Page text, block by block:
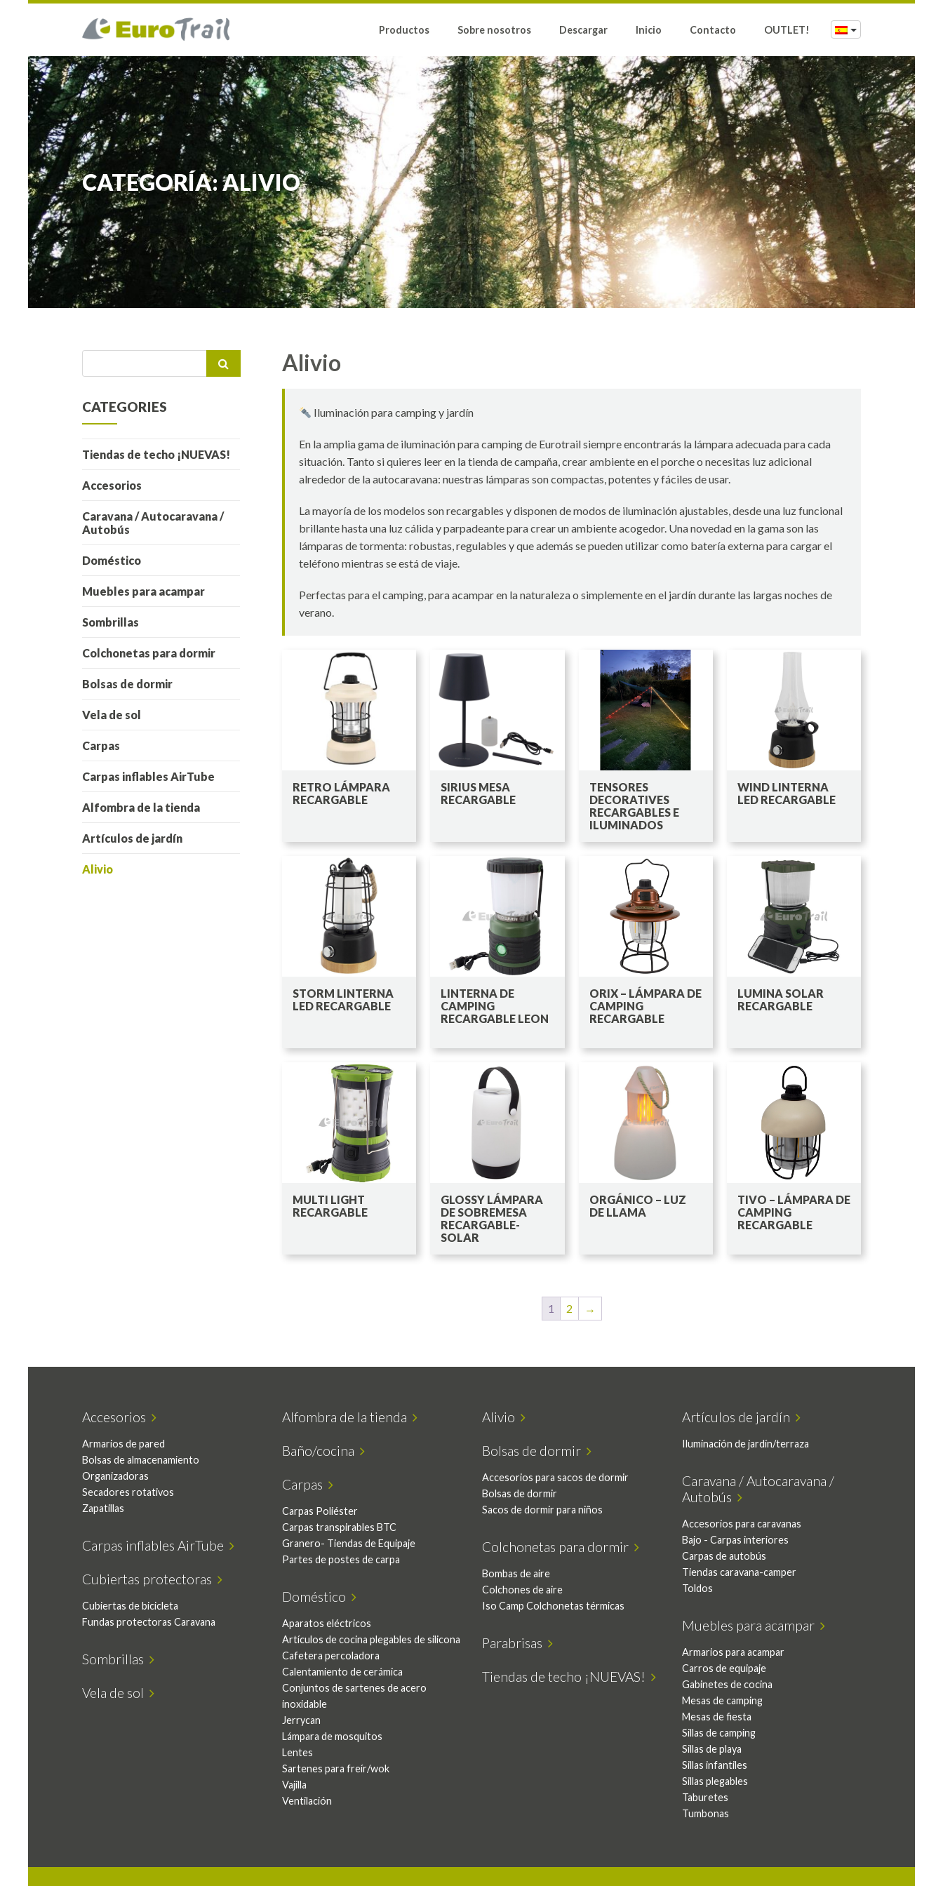
Productos Sobre nosotros Descargar Inicio Contacto OUTLET!
CATEGORÍA: ALIVIO
Alivio
Iluminación para camping y jardín
En la amplia gama de iluminación para camping de Eurotrail siempre encontrarás la lámpara adecuada para cada
situación. Tanto si quieres leer en la tienda de campaña, crear ambiente en el porche o necesitas luz adicional
alrededor de la autocaravana: nuestras lámparas son compactas, potentes y fáciles de usar.
La mayoría de los modelos son recargables y disponen de modos de iluminación ajustables, desde una luz funcional
brillante hasta una luz cálida y parpadeante para crear un ambiente acogedor. Una novedad en la gama son las
lámparas de tormenta: robustas, regulables y que además se pueden utilizar como batería externa para cargar el
teléfono mientras se está de viaje.
Perfectas para el camping, para acampar en la naturaleza o simplemente en el jardín durante las largas noches de
verano.
RETRO LÁMPARA
RECARGABLE
SIRIUS MESA
RECARGABLE
TENSORES
DECORATIVES
RECARGABLES E
ILUMINADOS
WIND LINTERNA
LED RECARGABLE
STORM LINTERNA
LED RECARGABLE
LINTERNA DE
CAMPING
RECARGABLE LEON
ORIX – LÁMPARA DE
CAMPING
RECARGABLE
LUMINA SOLAR
RECARGABLE
MULTI LIGHT
RECARGABLE
GLOSSY LÁMPARA
DE SOBREMESA
RECARGABLE-
SOLAR
ORGÁNICO – LUZ
DE LLAMA
TIVO – LÁMPARA DE
CAMPING
RECARGABLE
1 2 →
por:
CATEGORIES
Tiendas de techo ¡NUEVAS!
Accesorios
Caravana / Autocaravana /
Autobús
Doméstico
Muebles para acampar
Sombrillas
Colchonetas para dormir
Bolsas de dormir
Vela de sol
Carpas
Carpas inflables AirTube
Alfombra de la tienda
Artículos de jardín
Alivio
Accesorios
Armarios de pared
Bolsas de almacenamiento
Organizadoras
Secadores rotativos
Zapatillas
Alfombra de la tienda Alivio Artículos de jardín
Iluminación de jardín/terraza
Baño/cocina Bolsas de dormir
Accesorios para sacos de dormir
Bolsas de dormir
Sacos de dormir para niños
Caravana / Autocaravana /
Autobús
Accesorios para caravanas
Bajo - Carpas interiores
Carpas de autobús
Tiendas caravana-camper
Toldos
Carpas
Carpas Poliéster
Carpas transpirables BTC
Granero- Tiendas de Equipaje
Partes de postes de carpa
Carpas inflables AirTube Colchonetas para dormir
Bombas de aire
Colchones de aire
Iso Camp Colchonetas térmicas
Cubiertas protectoras
Cubiertas de bicicleta
Fundas protectoras Caravana
Doméstico
Aparatos eléctricos
Artículos de cocina plegables de silicona
Cafetera percoladora
Calentamiento de cerámica
Conjuntos de sartenes de acero
inoxidable
Jerrycan
Lámpara de mosquitos
Lentes
Sartenes para freír/wok
Vajilla
Ventilación
Muebles para acampar
Armarios para acampar
Carros de equipaje
Gabinetes de cocina
Mesas de camping
Mesas de fiesta
Sillas de camping
Sillas de playa
Sillas infantiles
Sillas plegables
Taburetes
Tumbonas
Parabrisas
Sombrillas
Tiendas de techo ¡NUEVAS!
Vela de sol